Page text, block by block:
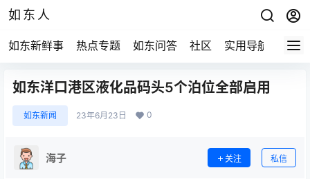
如东人
如东新鲜事 热点专题 如东问答 社区 实用导航 如东
如东洋口港区液化品码头5个泊位全部启用
如东新闻 23年6月23日 0
海子 关注 私信